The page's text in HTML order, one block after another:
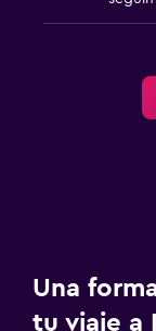
Una
tu viaje a